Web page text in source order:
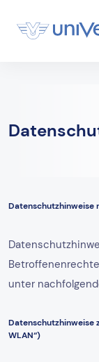
Datenschutzhinweise
unter
Datenschutzhinweise
WLAN“)